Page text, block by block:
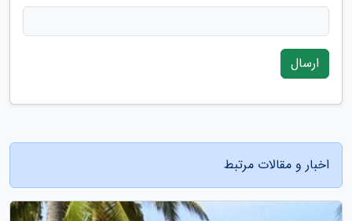
ارسال
اخبار و مقالات مرتبط